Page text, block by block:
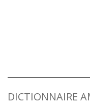
DICTIONNAIRE